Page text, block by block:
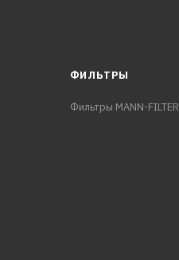
ФИЛЬТРЫ
Фильтры MANN-FILTER